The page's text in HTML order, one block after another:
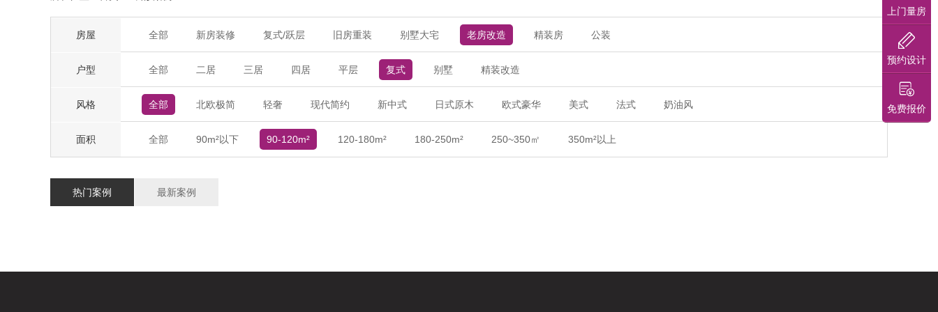
房屋 全部 新房装修 复式/跃层 旧房重装 别墅大宅 老房改造 精装房 公装
户型 全部 二居 三居 四居 平层 复式 别墅 精装改造
风格 全部 北欧极简 轻奢 现代简约 新中式 日式原木 欧式豪华 美式 法式 奶油风
面积 全部 90m²以下 90-120m² 120-180m² 180-250m² 250~350㎡ 350m²以上
热门案例 最新案例
上门量房
预约设计
免费报价